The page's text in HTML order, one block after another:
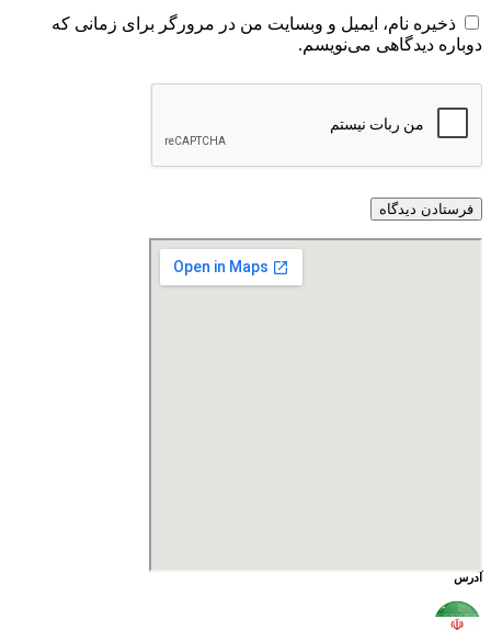
ذخیره نام، ایمیل و وبسایت من در مرورگر برای زمانی که
دوباره دیدگاهی می‌نویسم.
آدرس